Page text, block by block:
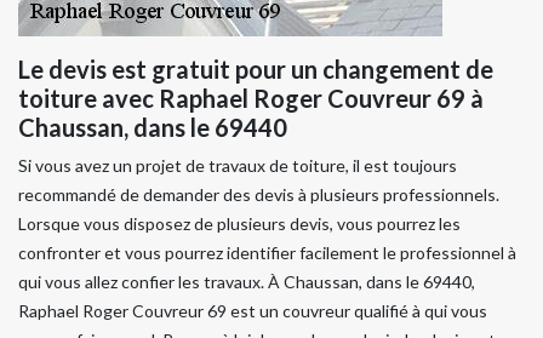
Le devis est gratuit pour un changement de
toiture avec Raphael Roger Couvreur 69 à
Chaussan, dans le 69440
Si vous avez un projet de travaux de toiture, il est toujours
recommandé de demander des devis à plusieurs professionnels.
Lorsque vous disposez de plusieurs devis, vous pourrez les
confronter et vous pourrez identifier facilement le professionnel à
qui vous allez confier les travaux. À Chaussan, dans le 69440,
Raphael Roger Couvreur 69 est un couvreur qualifié à qui vous